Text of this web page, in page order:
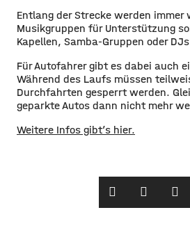
Entlang der Strecke werden immer
Musikgruppen für Unterstützung
Kapellen, Samba-Gruppen oder
Für Autofahrer gibt es dabei auch
Während des Laufs müssen
Durchfahrten gesperrt werden.
geparkte Autos dann nicht mehr
Weitere Infos gibt’s hier.